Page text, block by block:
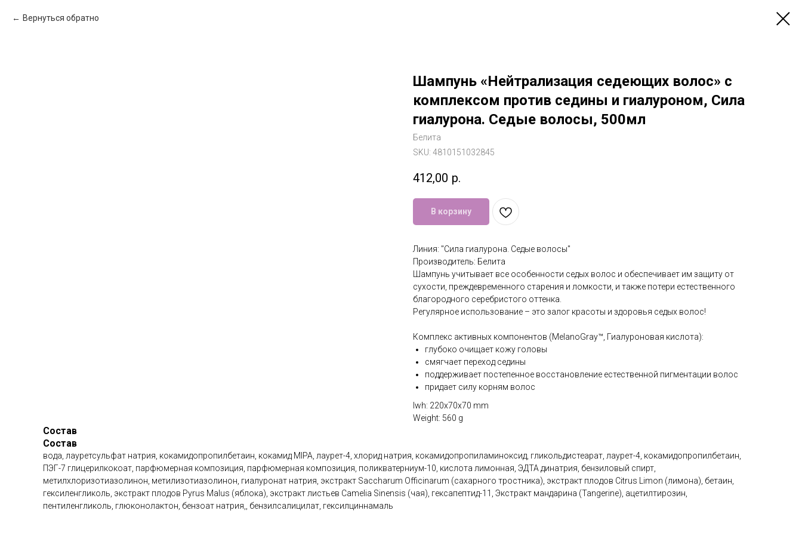
Вернуться обратно
Шампунь «Нейтрализация седеющих волос» с
комплексом против седины и гиалуроном, Сила
гиалурона. Седые волосы, 500мл
Белита
SKU: 4810151032845
412,00 р.
В корзину
Линия: "Сила гиалурона. Седые волосы"
Производитель: Белита
Шампунь учитывает все особенности седых волос и обеспечивает им защиту от
сухости, преждевременного старения и ломкости, и также потери естественного
благородного серебристого оттенка.
Регулярное использование – это залог красоты и здоровья седых волос!
Комплекс активных компонентов (MelanoGray™, Гиалуроновая кислота):
глубоко очищает кожу головы
смягчает переход седины
поддерживает постепенное восстановление естественной пигментации волос
придает силу корням волос
lwh: 220x70x70 mm
Weight: 560 g
Состав
Состав
вода, лауретсульфат натрия, кокамидопропилбетаин, кокамид MIPA, лаурет-4, хлорид натрия, кокамидопропиламиноксид, гликольдистеарат, лаурет-4, кокамидопропилбетаин,
ПЭГ-7 глицерилкокоат, парфюмерная композиция, парфюмерная композиция, поликватерниум-10, кислота лимонная, ЭДТА динатрия, бензиловый спирт,
метилхлоризотиазолинон, метилизотиазолинон, гиалуронат натрия, экстракт Saccharum Officinarum (сахарного тростника), экстракт плодов Citrus Limon (лимона), бетаин,
гексиленгликоль, экстракт плодов Pyrus Malus (яблока), экстракт листьев Camelia Sinensis (чая), гексапептид-11, Экстракт мандарина (Tangerine), ацетилтирозин,
пентиленгликоль, глюконолактон, бензоат натрия,, бензилсалицилат, гексилциннамаль